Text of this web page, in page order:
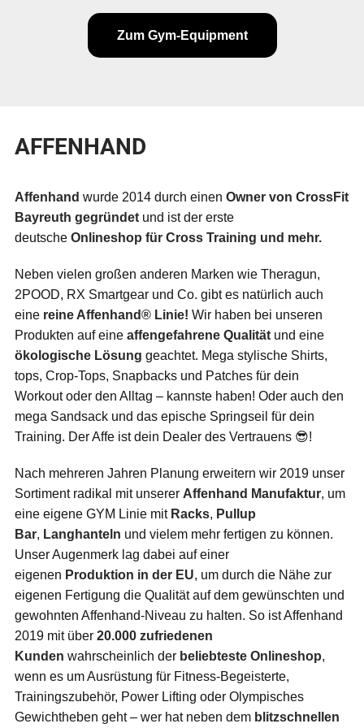
Zum Gym-Equipment
AFFENHAND
Affenhand wurde 2014 durch einen Owner von CrossFit
Bayreuth gegründetund ist der erste
deutsche Onlineshop für Cross Training und mehr.
Neben vielen großen anderen Marken wie Theragun,
2POOD, RX Smartgear und Co. gibt es natürlich auch
einereine Affenhand® Linie! Wir haben bei unseren
Produkten auf eine affengefahrene Qualitätund eine
ökologische Lösung geachtet. Mega stylische Shirts,
tops, Crop-Tops, Snapbacks und Patches für dein
Workout oder den Alltag – kannste haben! Oder auch den
mega Sandsack und das epische Springseil für dein
Training. Der Affe ist dein Dealer des Vertrauens 😎!
Nach mehreren Jahren Planung erweitern wir 2019 unser
Sortiment radikal mit unserer Affenhand Manufaktur, um
eine eigene GYM Linie mit Racks, Pullup
Bar, Langhanteln und vielem mehr fertigen zu können.
Unser Augenmerk lag dabei auf einer
eigenen Produktion in der EU, um durch die Nähe zur
eigenen Fertigung die Qualität auf dem gewünschten und
gewohnten Affenhand-Niveau zu halten. So ist Affenhand
2019 mit über 20.000 zufriedenen
Kunden wahrscheinlich der beliebteste Onlineshop,
wenn es um Ausrüstung für Fitness-Begeisterte,
Trainingszubehör, Power Lifting oder Olympisches
Gewichtheben geht – wer hat neben dem blitzschnellen